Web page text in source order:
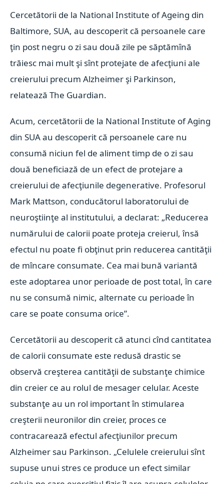
Cercetătorii de la National Institute of Ageing din
Baltimore, SUA, au descoperit că persoanele care
ţin post negru o zi sau două zile pe săptămînă
trăiesc mai mult şi sînt protejate de afecţiuni ale
creierului precum Alzheimer şi Parkinson,
relatează The Guardian.
Acum, cercetătorii de la National Institute of Aging
din SUA au descoperit că persoanele care nu
consumă niciun fel de aliment timp de o zi sau
două beneficiază de un efect de protejare a
creierului de afecţiunile degenerative. Profesorul
Mark Mattson, conducătorul laboratorului de
neuroştiinţe al institutului, a declarat: „Reducerea
numărului de calorii poate proteja creierul, însă
efectul nu poate fi obţinut prin reducerea cantităţii
de mîncare consumate. Cea mai bună variantă
este adoptarea unor perioade de post total, în care
nu se consumă nimic, alternate cu perioade în
care se poate consuma orice”.
Cercetătorii au descoperit că atunci cînd cantitatea
de calorii consumate este redusă drastic se
observă creşterea cantităţii de substanţe chimice
din creier ce au rolul de mesager celular. Aceste
substanţe au un rol important în stimularea
creşterii neuronilor din creier, proces ce
contracarează efectul afecţiunilor precum
Alzheimer sau Parkinson. „Celulele creierului sînt
supuse unui stres ce produce un efect similar